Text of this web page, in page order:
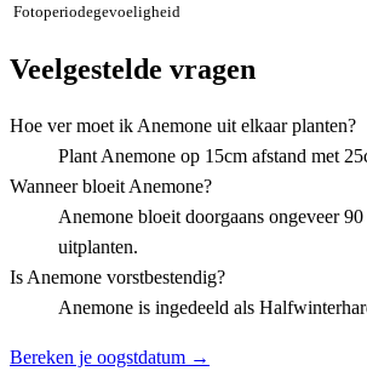
Fotoperiodegevoeligheid
Veelgestelde vragen
Hoe ver moet ik Anemone uit elkaar planten?
Plant Anemone op 15cm afstand met
Wanneer bloeit Anemone?
Anemone bloeit doorgaans ongeveer 90
uitplanten.
Is Anemone vorstbestendig?
Anemone is ingedeeld als
Bereken je oogstdatum →